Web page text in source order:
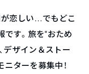
が恋しい…でもどこ
です。旅を“おため
デザイン＆ストー
ターを募集中！